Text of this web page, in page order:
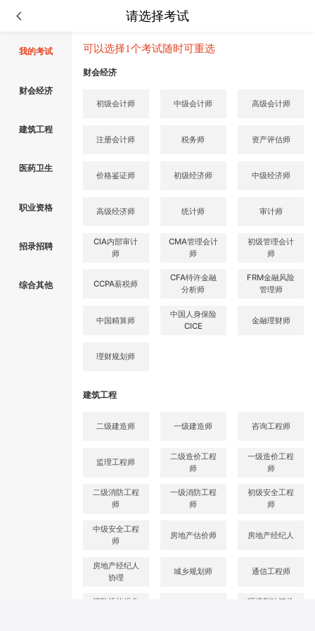
请选择考试
我的考试
财会经济
建筑工程
医药卫生
职业资格
招录招聘
综合其他
可以选择1个考试随时可重选
财会经济
初级会计师 中级会计师 高级会计师
注册会计师 税务师 资产评估师
价格鉴证师 初级经济师 中级经济师
高级经济师 统计师 审计师
CIA内部审计
师
CMA管理会计
师
初级管理会计
师
CCPA薪税师
CFA特许金融
分析师
FRM金融风险
管理师
中国精算师
中国人身保险
CICE
金融理财师
理财规划师
建筑工程
二级建造师 一级建造师 咨询工程师
监理工程师
二级造价工程
师
一级造价工程
师
二级消防工程
师
一级消防工程
师
初级安全工程
师
中级安全工程
师
房地产估价师 房地产经纪人
房地产经纪人
协理
城乡规划师 通信工程师
消防设施操作
环境影响评价